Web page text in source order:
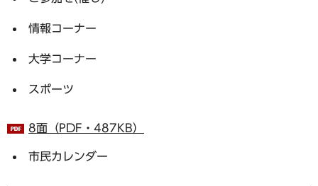
情報コーナー
大学コーナー
スポーツ
8面（PDF・487KB）
市民カレンダー